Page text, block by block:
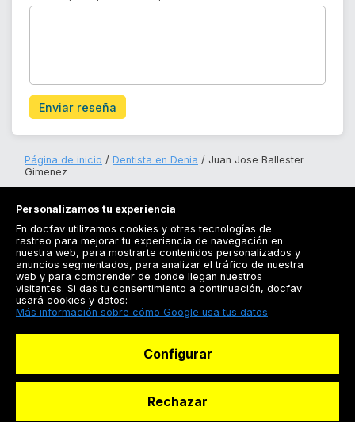
Enviar reseña
Página de inicio Dentista en Denia
Juan Jose Ballester
Gimenez
Registrarse
Docfav
Personalizamos tu experiencia
En docfav utilizamos cookies y otras tecnologías de
rastreo para mejorar tu experiencia de navegación en
nuestra web, para mostrarte contenidos personalizados y
anuncios segmentados, para analizar el tráfico de nuestra
web y para comprender de donde llegan nuestros
visitantes. Si das tu consentimiento a continuación, docfav
usará cookies y datos:
Más información sobre cómo Google usa tus datos
Configurar
Rechazar